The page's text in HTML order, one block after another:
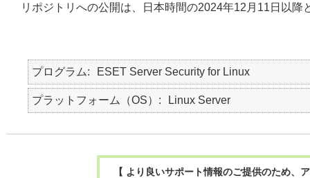
リポジトリへの公開は、日本時間の2024年12月11日以降
プログラム ESET Server Security for Linux
プラットフォーム（OS） Linux Server
【 より良いサポート情報のご提供のため